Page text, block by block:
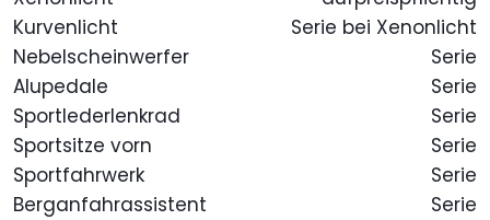
Kurvenlicht
Serie bei Xenonlicht
Nebelscheinwerfer
Serie
Alupedale
Serie
Sportlederlenkrad
Serie
Sportsitze vorn
Serie
Sportfahrwerk
Serie
Berganfahrassistent
Serie